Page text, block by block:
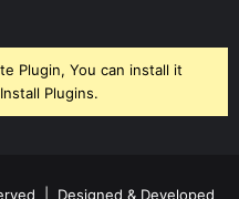
Plugin, You can install it
Plugins.
| Designed & Developed